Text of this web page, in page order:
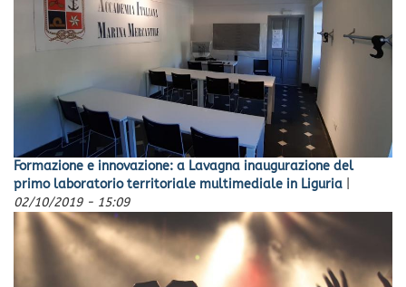
Formazione e innovazione: a Lavagna inaugurazione del
primo laboratorio territoriale multimediale in Liguria
02/10/2019 - 15:09